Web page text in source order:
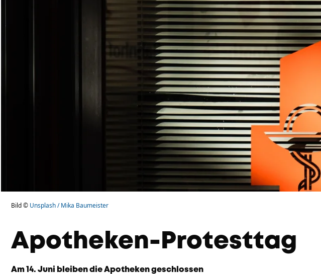
Bild © Unsplash / Mika Baumeister
Apotheken-Protesttag
Am 14. Juni bleiben die Apotheken geschlossen